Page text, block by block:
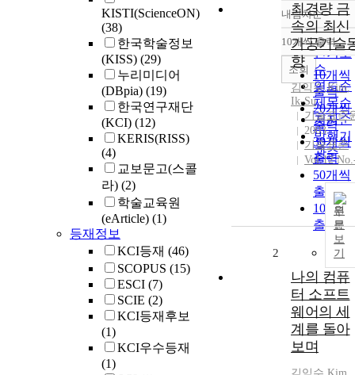
KISTI(ScienceON)
(38)
한국학술정보
(KISS) (29)
누리미디어
(DBpia) (19)
한국연구재단
(KCI) (12)
KERIS(RISS)
(4)
교보문고(스콜
라) (2)
학술교육원
(eArticle) (1)
등재정보
KCI등재 (46)
SCOPUS (15)
ESCI (7)
SCIE (2)
KCI등재후보
(1)
KCI우수등재
(1)
정확도
순
인기도
순
연도순
제목순
저자순
발행기
관순
내림차순
내림차
10개씩 출력
10개씩
출력
20개씩
출력
30개씩
출력
50개씩
출력
100개
출력
조회
최경량 금
속의 최신
가공기술
향
김익수,Kim,
Ik-Su
기술표준
2003
기술표준
Vol.12
원
문
보
기
2
나의 컴퓨
터 소프트
웨어의 세
계를 돌아
보며